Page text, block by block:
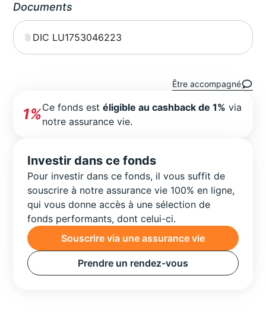
Documents
DIC LU1753046223
Être accompagné
1%Ce fonds estéligible au cashback de 1% via
notre assurance vie.
Investir dans ce fonds
Pour investir dans ce fonds, il vous suffit de
souscrire à notre assurance vie 100% en ligne,
qui vous donne accès à une sélection de
fonds performants, dont celui-ci.
Souscrire via une assurance vie
Prendre un rendez-vous